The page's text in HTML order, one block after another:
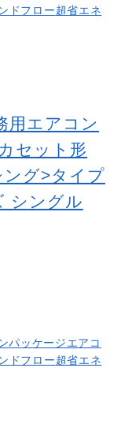
ドフロー超省エネ
用エアコン
セット形
グ>タイプ
シングル
パッケージエアコ
ドフロー超省エネ